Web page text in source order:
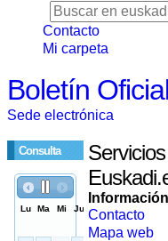
Contacto
Mi carpeta
Boletín
Sede electrónica
Consulta
Contacto
Mapa web